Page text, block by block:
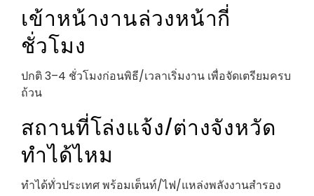
เข้าหน้างานล่วงหน้ากี่
ชั่วโมง
ปกติ 3–4 ชั่วโมงก่อนพิธี/เวลาเริ่มงาน เพื่อจัดเตรียมครบ
ถ้วน
สถานที่โล่งแจ้ง/ต่างจังหวัด
ทำได้ไหม
ทำได้ทั่วประเทศ พร้อมเต็นท์/ไฟ/แหล่งพลังงานสำรอง